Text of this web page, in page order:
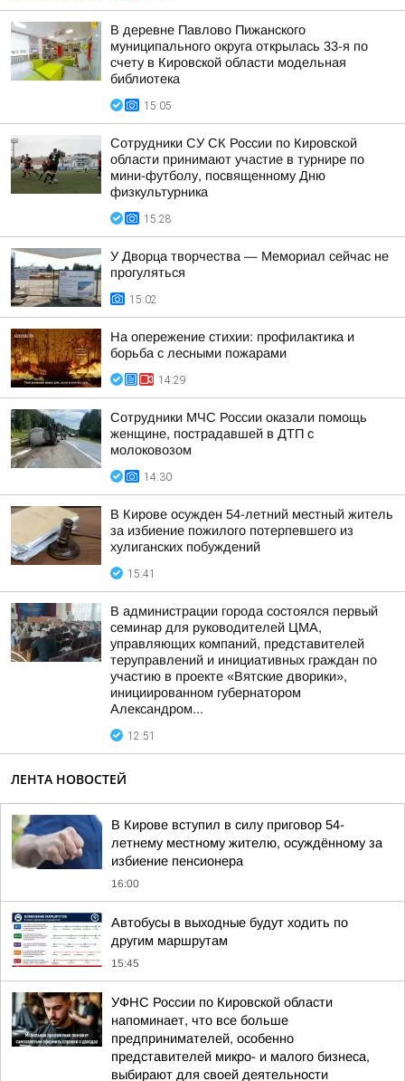
В деревне Павлово Пижанского
муниципального округа открылась 33-я по
счету в Кировской области модельная
библиотека
15:05
Сотрудники СУ СК России по Кировской
области принимают участие в турнире по
мини-футболу, посвященному Дню
физкультурника
15:28
У Дворца творчества — Мемориал сейчас не
прогуляться
15:02
На опережение стихии: профилактика и
борьба с лесными пожарами
14:29
Сотрудники МЧС России оказали помощь
женщине, пострадавшей в ДТП с
молоковозом
14:30
В Кирове осужден 54-летний местный житель
за избиение пожилого потерпевшего из
хулиганских побуждений
15:41
В администрации города состоялся первый
семинар для руководителей ЦМА,
управляющих компаний, представителей
теруправлений и инициативных граждан по
участию в проекте «Вятские дворики»,
инициированном губернатором
Александром...
12:51
ЛЕНТА НОВОСТЕЙ
В Кирове вступил в силу приговор 54-
летнему местному жителю, осуждённому за
избиение пенсионера
16:00
Автобусы в выходные будут ходить по
другим маршрутам
15:45
УФНС России по Кировской области
напоминает, что все больше
предпринимателей, особенно
представителей микро- и малого бизнеса,
выбирают для своей деятельности